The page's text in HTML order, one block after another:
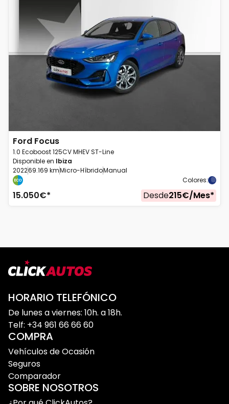
Ford Focus
1.0 Ecoboost 125CV MHEV ST-Line
Disponible en Ibiza
202269.169 kmMicro-HíbridoManual
Colores:
15.050€* Desde215€/Mes*
HORARIO TELEFÓNICO
De lunes a viernes: 10h. a 18h.
Telf: +34 961 66 66 60
COMPRA
Vehículos de Ocasión
Seguros
Comparador
SOBRE NOSOTROS